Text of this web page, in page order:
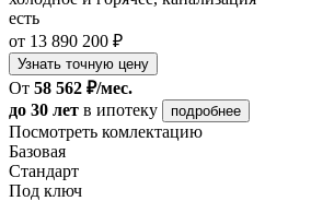
есть
от 13 890 200 ₽
Узнать точную цену
От 58 562 ₽/мес.
до 30 лет в ипотеку подробнее
Посмотреть комлектацию
Базовая
Стандарт
Под ключ